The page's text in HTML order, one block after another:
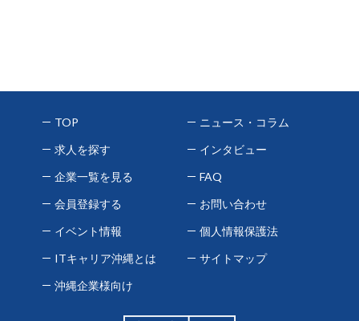
TOP
求人を探す
企業一覧を見る
会員登録する
イベント情報
ITキャリア沖縄とは
沖縄企業様向け
ニュース・コラム
インタビュー
FAQ
お問い合わせ
個人情報保護法
サイトマップ